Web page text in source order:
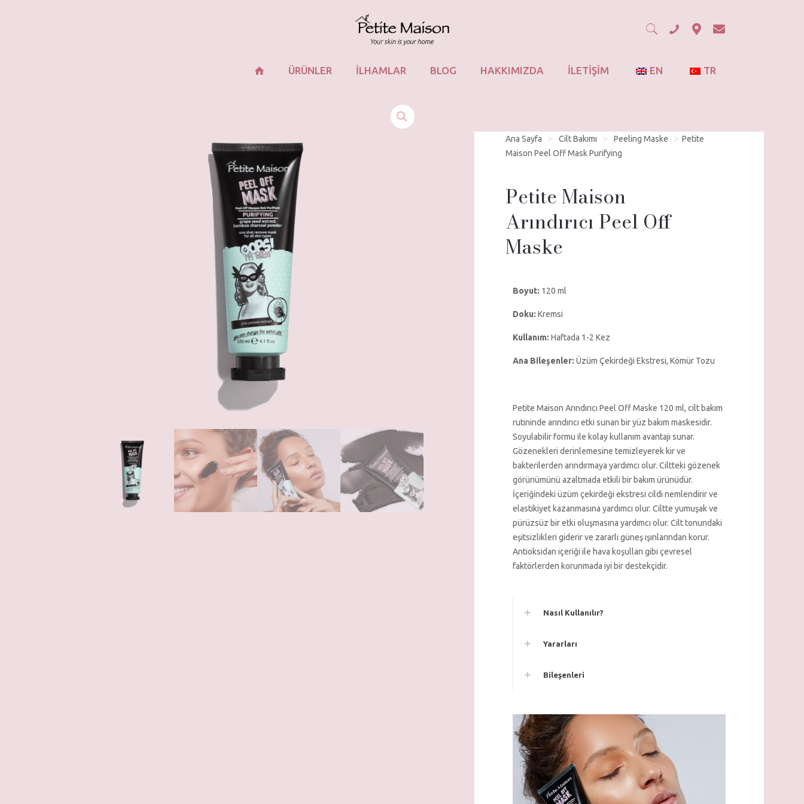
ÜRÜNLER İLHAMLAR BLOG HAKKIMIZDA İLETİŞİM EN TR
Ana Sayfa > Cilt Bakımı > Peeling Maske > Petite
Maison Peel Off Mask Purifying
Petite Maison
Arındırıcı Peel Off
Maske
Boyut: 120 ml
Doku: Kremsi
Kullanım: Haftada 1-2 Kez
Ana Bileşenler: Üzüm Çekirdeği Ekstresi, Kömür Tozu
Petite Maison Arındırıcı Peel Off Maske 120 ml, cilt bakım
rutininde arındırıcı etki sunan bir yüz bakım maskesidir.
Soyulabilir formu ile kolay kullanım avantajı sunar.
Gözenekleri derinlemesine temizleyerek kir ve
bakterilerden arındırmaya yardımcı olur. Ciltteki gözenek
görünümünü azaltmada etkili bir bakım ürünüdür.
İçeriğindeki üzüm çekirdeği ekstresi cildi nemlendirir ve
elastikiyet kazanmasına yardımcı olur. Ciltte yumuşak ve
pürüzsüz bir etki oluşmasına yardımcı olur. Cilt tonundaki
eşitsizlikleri giderir ve zararlı güneş ışınlarından korur.
Antioksidan içeriği ile hava koşulları gibi çevresel
faktörlerden korunmada iyi bir destekçidir.
Nasıl Kullanılır?
Yararları
Bileşenleri